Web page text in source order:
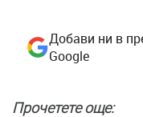
Добави ни в
Google
Прочетете още: